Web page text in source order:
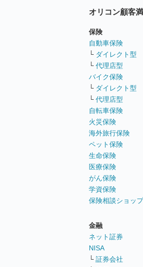
オリコン顧客
保険
自動車保険
└ ダイレクト型
└ 代理店型
バイク保険
└ ダイレクト型
└ 代理店型
自転車保険
火災保険
海外旅行保険
ペット保険
生命保険
医療保険
がん保険
学資保険
保険相談ショップ
金融
ネット証券
NISA
└ 証券会社